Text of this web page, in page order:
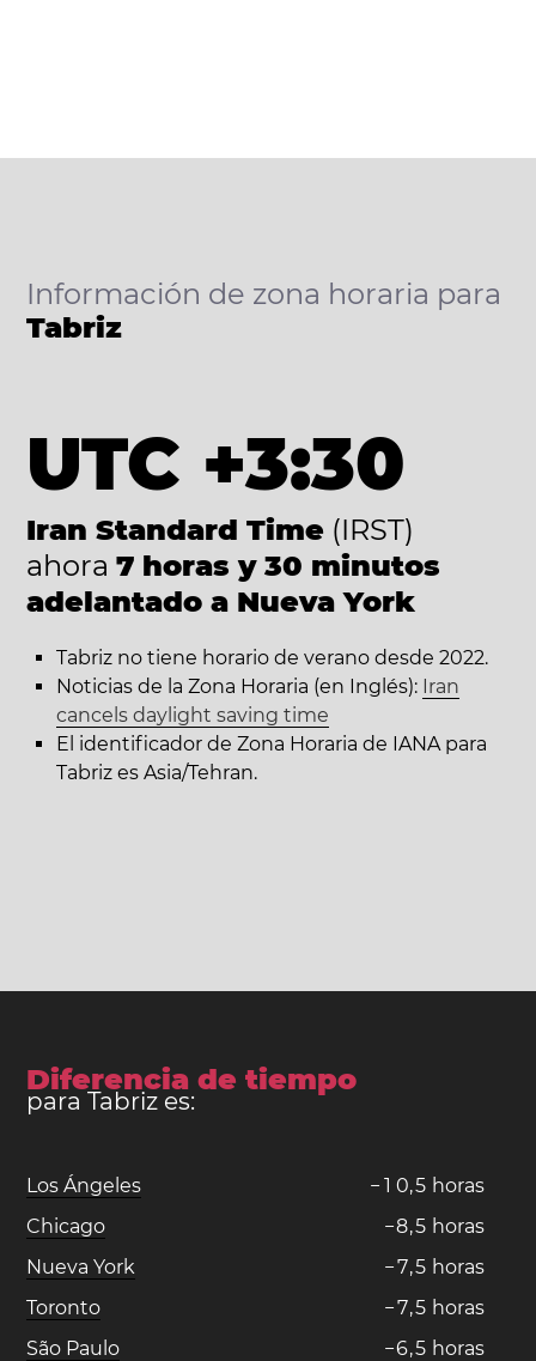
Información de zona horaria para
Tabriz
UTC +3:30
Iran Standard Time (IRST)
ahora 7 horas y 30 minutos
adelantado a Nueva York
Tabriz no tiene horario de verano desde 2022.
Noticias de la Zona Horaria (en Inglés): Iran
cancels daylight saving time
El identificador de Zona Horaria de IANA para
Tabriz es Asia/Tehran.
Diferencia de tiempo
para Tabriz es:
Los Ángeles − 1 0,5 horas
Chicago
−8,5 horas
Nueva York
−7,5 horas
Toronto
−7,5 horas
São Paulo
−6,5 horas